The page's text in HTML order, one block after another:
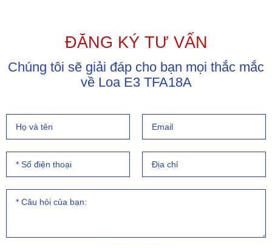
ĐĂNG KÝ TƯ VẤN
Chúng tôi sẽ giải đáp cho bạn mọi thắc mắc
về Loa E3 TFA18A